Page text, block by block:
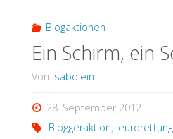
Blogaktionen
Ein Schirm, ein
Von sabolein
28. September 2012
Bloggeraktion,